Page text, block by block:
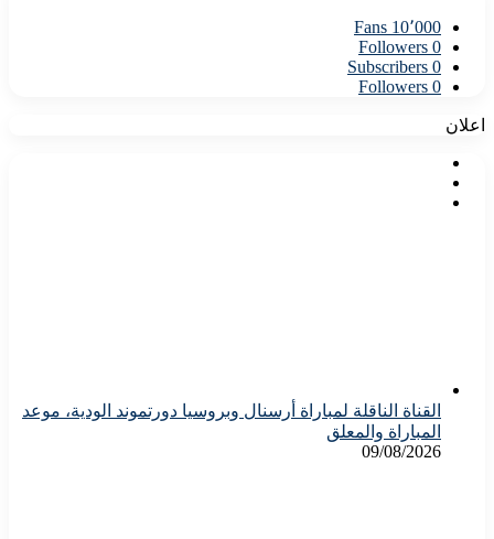
10٬000 Fans
0
Followers
0
Subscribers
0
Followers
اعلان
القناة الناقلة لمباراة أرسنال وبروسيا دورتموند الودية، موعد
المباراة والمعلق
09/08/2026